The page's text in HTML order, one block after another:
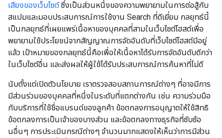
เสียงของเว็บไซต์ซึ่งเป็นส่วนหนึ่งของความพยายามในการต่อสู้กับ
สแปมและมอบประสบการณ์การใช้งาน Search ที่ดีเยี่ยม กลยุทธ์นี้
เป็นกลยุทธ์ที่เผยแพร่เนื้อหาของบุคคลที่สามในเว็บไซต์โฮสต์เพื่อ
พยายามใช้ประโยชน์จากสัญญาณการจัดอันดับที่เว็บไซต์โฮสต์มีอยู่
แล้ว เป้าหมายของกลยุทธ์นี้คือเพื่อให้เนื้อหาได้รับการจัดอันดับดีกว่า
ในเว็บไซต์อื่น และส่งผลให้ผู้ใช้ได้รับประสบการณ์การค้นหาที่ไม่ดี
นับตั้งแต่เปิดตัวนโยบาย เราตรวจสอบสถานการณ์ต่างๆ ที่อาจมีการ
มีส่วนร่วมของบุคคลที่หนึ่งในระดับที่แตกต่างกัน เช่น ความร่วมมือ
กับบริการที่ใช้ชื่อแบรนด์ของลูกค้า ข้อตกลงการอนุญาตให้ใช้สิทธิ
ข้อตกลงการเป็นเจ้าของบางส่วน และข้อตกลงทางธุรกิจที่ซับซ้อ
นอื่นๆ การประเมินกรณีต่างๆ จำนวนมากแสดงให้เห็นว่าการมีส่วน